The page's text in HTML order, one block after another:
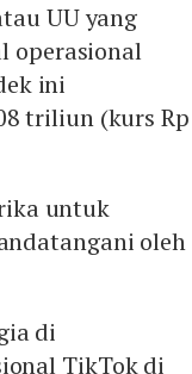
UU yang
operasional
ini
triliun (kurs Rp
untuk
oleh
di
TikTok di